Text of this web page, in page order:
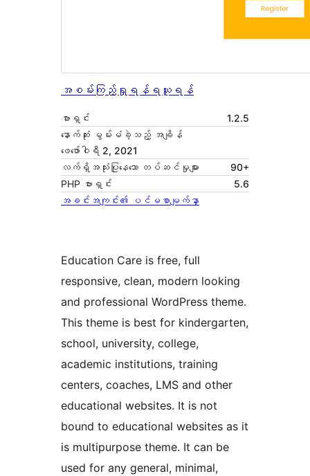
အစမ်းကြည့်ရှုရန် ရယူရန်
ဗားရှင်း
1.2.5
နောက်ဆုံး မွမ်းမံခဲ့သည့် အချိန်
ဖေ‌ဖော်ဝါရီ 2, 2021
လက်ရှိအသုံးပြုနေသော တပ်ဆင်မှုများ
90+
PHP ဗားရှင်း
5.6
အခင်းအကျင်း၏ ပင်မစာမျက်နှာ
Education Care is free, full
responsive, clean, modern looking
and professional WordPress theme.
This theme is best for kindergarten,
school, university, college,
academic institutions, training
centers, coaches, LMS and other
educational websites. It is not
bound to educational websites as it
is multipurpose theme. It can be
used for any general, minimal,